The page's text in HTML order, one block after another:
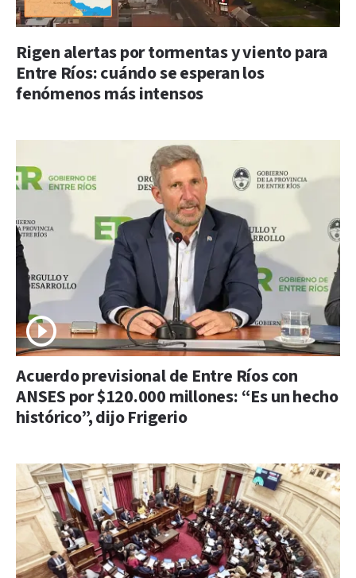
Rigen alertas por tormentas y viento para
Entre Ríos: cuándo se esperan los
fenómenos más intensos
Acuerdo previsional de Entre Ríos con
ANSES por $120.000 millones: “Es un hecho
histórico”, dijo Frigerio